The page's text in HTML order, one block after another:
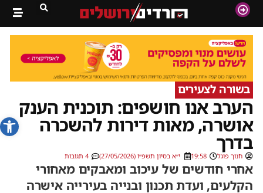
פתח
בשורה לצעירים
הערב אנו חושפים: תוכנית הענק
אושרה, מאות דירות להשכרה
בדרך
חנוך פוגל 19:58 י״א בסיון תשפ״ו (27/05/2026) 4 תגובות
אחרי חודשים של עיכוב ומאבקים מאחורי
הקלעים, ועדת תכנון ובנייה בעירייה אישרה